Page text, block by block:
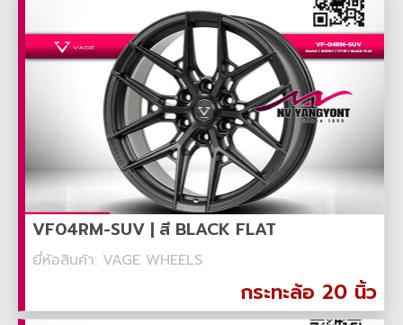
VF04RM-SUV | สี BLACK FLAT
ยี่ห้อสินค้า: VAGE WHEELS
กระทะล้อ 20 นิ้ว